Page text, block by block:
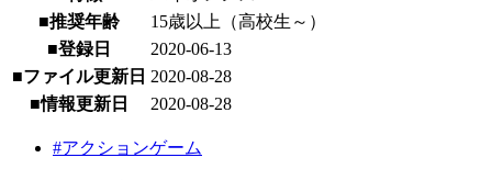
■推奨年齢
15歳以上（高校生～）
■登録日
2020-06-13
■ファイル更新日 2020-08-28
■情報更新日
2020-08-28
#アクションゲーム